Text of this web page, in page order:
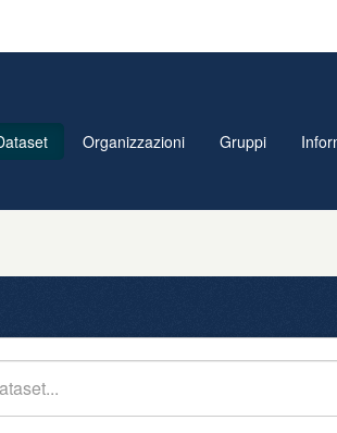
Organizzazioni Gruppi